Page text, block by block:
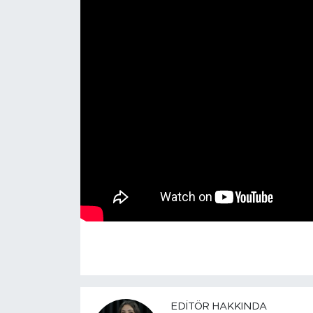
EDITÖR HAKKINDA